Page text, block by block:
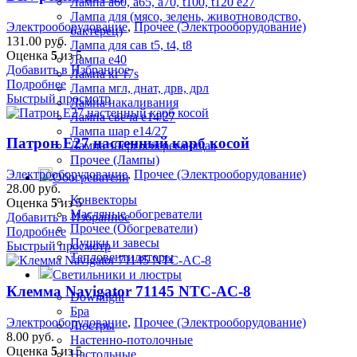
Лампа для (мясо, зелень, животноводство,
бактерец)
Лампа для сав t5, t4, t8
Лампа е40
Лампа кг r7s
Лампа мгл, днат, дрв, дрл
Лампа накаливания
Лампа свеча е14/27
Лампа шар е14/27
Лампа энергосберегающая
Прочее (Лампы)
Обогреватели
Конвекторы
Масляные обогреватели
Прочее (Обогреватели)
Пушки и завесы
Тепловентиляторы
Светильники и люстры
Downlight
Бра
Люстры
Настенно-потолочные
Настольные
Электрооборудование,Прочее (Электрооборудование)
131.00 руб.
Оценка 5из 5
Добавить в Избранное
Подробнее
Быстрый просмотр
Патрон Е27 настенный карб косой
Электрооборудование, Прочее (Электрооборудование)
28.00 руб.
Оценка 5из 5
Добавить в Избранное
Подробнее
Быстрый просмотр
Клемма Navigator 71145 NTC-AC-8
Электрооборудование, Прочее (Электрооборудование)
8.00 руб.
Оценка 5из 5